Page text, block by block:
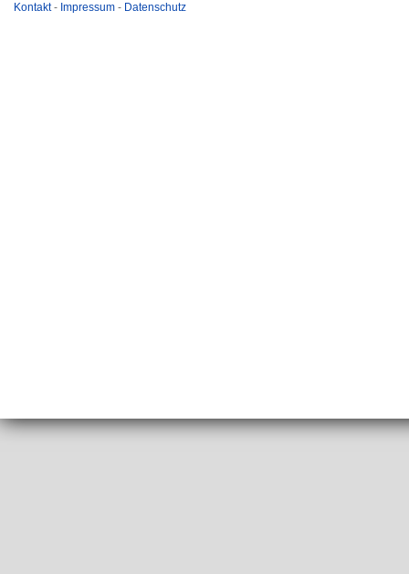
Kontakt- Impressum - Datenschutz